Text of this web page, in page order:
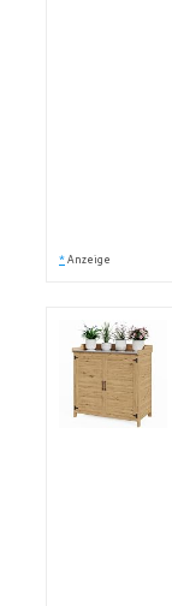
* Anzeige